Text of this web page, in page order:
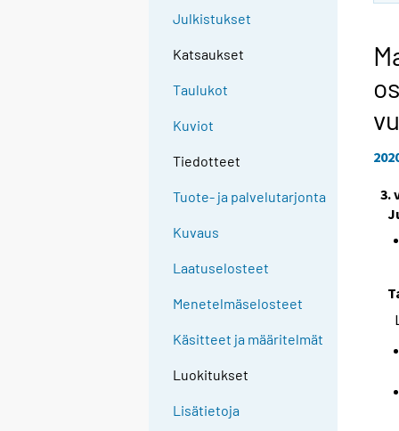
Julkistukset
Katsaukset
Taulukot
Kuviot
Tiedotteet
Tuote- ja palvelutarjonta
Kuvaus
Laatuselosteet
Menetelmäselosteet
Käsitteet ja määritelmät
Luokitukset
Lisätietoja
3.